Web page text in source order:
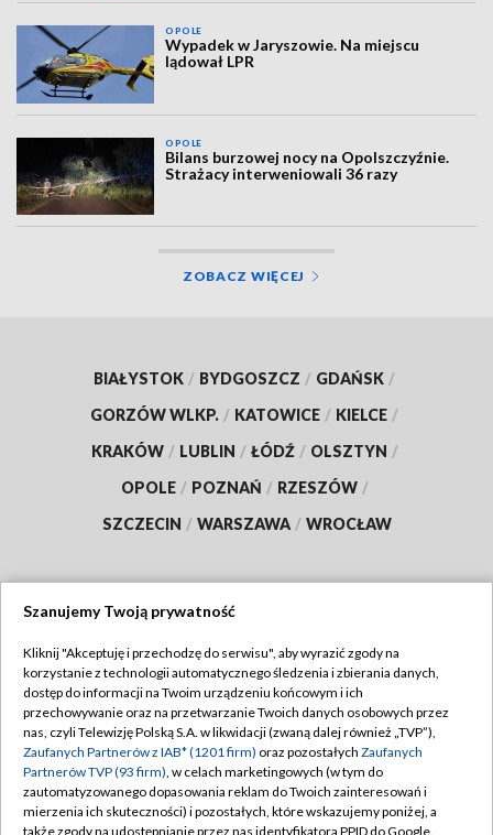
OPOLE
Wypadek w Jaryszowie. Na miejscu
lądował LPR
OPOLE
Bilans burzowej nocy na Opolszczyźnie.
Strażacy interweniowali 36 razy
ZOBACZ WIĘCEJ
BIAŁYSTOK / BYDGOSZCZ / GDAŃSK /
GORZÓW WLKP. / KATOWICE / KIELCE /
KRAKÓW / LUBLIN / ŁÓDŹ / OLSZTYN /
OPOLE / POZNAŃ / RZESZÓW /
SZCZECIN / WARSZAWA / WROCŁAW
TVP
Abonament TVP
Emisja w TVP
Centrum informacji TVP
Naziemna Telewizja Cyfrowa
Regulamin TVP
Polityka prywatności
Moje zgody
Pomoc
Szanujemy Twoją prywatność
Kliknij "Akceptuję i przechodzę do serwisu", aby wyrazić zgody na
korzystanie z technologii automatycznego śledzenia i zbierania danych,
dostęp do informacji na Twoim urządzeniu końcowym i ich
przechowywanie oraz na przetwarzanie Twoich danych osobowych przez
nas, czyli Telewizję Polską S.A. w likwidacji (zwaną dalej również „TVP”),
Zaufanych Partnerów z IAB* (1201 firm) oraz pozostałych Zaufanych
Partnerów TVP (93 firm), w celach marketingowych (w tym do
zautomatyzowanego dopasowania reklam do Twoich zainteresowań i
mierzenia ich skuteczności) i pozostałych, które wskazujemy poniżej, a
także zgody na udostępnianie przez nas identyfikatora PPID do Google.